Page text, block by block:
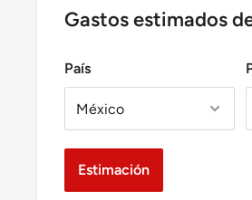
Gastos estimados
País
Estimación